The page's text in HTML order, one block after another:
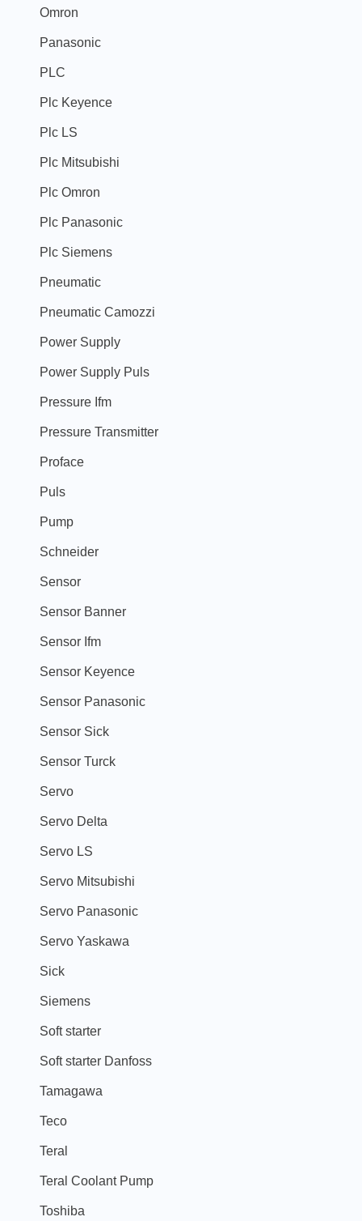
Omron
Panasonic
PLC
Plc Keyence
Plc LS
Plc Mitsubishi
Plc Omron
Plc Panasonic
Plc Siemens
Pneumatic
Pneumatic Camozzi
Power Supply
Power Supply Puls
Pressure Ifm
Pressure Transmitter
Proface
Puls
Pump
Schneider
Sensor
Sensor Banner
Sensor Ifm
Sensor Keyence
Sensor Panasonic
Sensor Sick
Sensor Turck
Servo
Servo Delta
Servo LS
Servo Mitsubishi
Servo Panasonic
Servo Yaskawa
Sick
Siemens
Soft starter
Soft starter Danfoss
Tamagawa
Teco
Teral
Teral Coolant Pump
Toshiba